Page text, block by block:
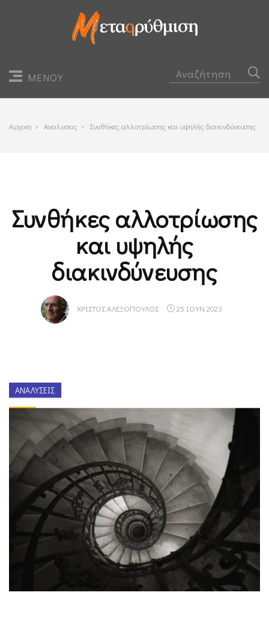
ΜΕΝΟΥ
Αρχικη > Αναλυσεις > Συνθήκες αλλοτρίωσης και υψηλής διακινδύνευσης
Συνθήκες αλλοτρίωσης
και υψηλής
διακινδύνευσης
ΧΡΊΣΤΟΣ ΑΛΕΞΌΠΟΥΛΟΣ 25 ΙΟΥΝ 2023
ΑΝΑΛΎΣΕΙΣ